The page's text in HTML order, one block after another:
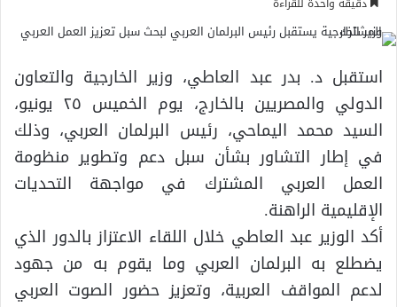
استقبل د. بدر عبد العاطي، وزير الخارجية والتعاون
الدولي والمصريين بالخارج، يوم الخميس ٢٥ يونيو،
السيد محمد اليماحي، رئيس البرلمان العربي، وذلك
في إطار التشاور بشأن سبل دعم وتطوير منظومة
العمل العربي المشترك في مواجهة التحديات
الإقليمية الراهنة.
أكد الوزير عبد العاطي خلال اللقاء الاعتزاز بالدور الذي
يضطلع به البرلمان العربي وما يقوم به من جهود
لدعم المواقف العربية، وتعزيز حضور الصوت العربي